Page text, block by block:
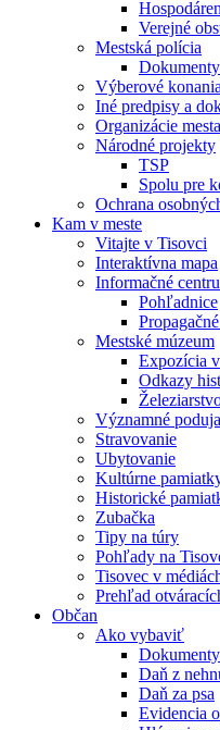
Verejné
Mestská polícia
Výberové konania
Iné predpisy a
Organizácie mesta
Národné projekty
TSP
Spolu pre
Ochrana
Kam v meste
Vitajte v Tisovci
Interaktívna mapa
Informačné
Pohľadnice
Mestské múzeum
Expozícia
Odkazy
Významné
Stravovanie
Ubytovanie
Kultúrne
Historické
Zubačka
Tipy na túry
Pohľady na
Tisovec v
Prehľad
Občan
Ako vybaviť
Daň z
Daň za psa
Evidencia